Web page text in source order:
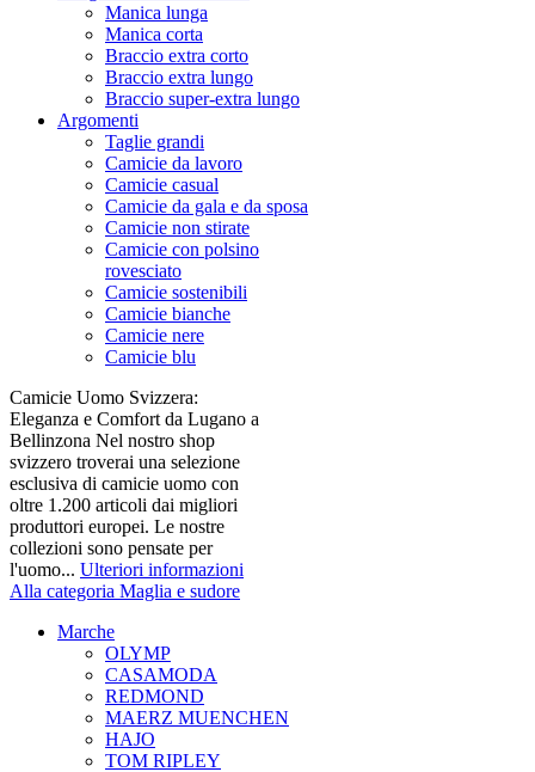
Manica lunga
Manica corta
Braccio extra corto
Braccio extra lungo
Braccio super-extra lungo
Argomenti
Taglie grandi
Camicie da lavoro
Camicie casual
Camicie da gala e da sposa
Camicie non stirate
Camicie con polsino
rovesciato
Camicie sostenibili
Camicie bianche
Camicie nere
Camicie blu
Camicie Uomo Svizzera:
Eleganza e Comfort da Lugano a
Bellinzona Nel nostro shop
svizzero troverai una selezione
esclusiva di camicie uomo con
oltre 1.200 articoli dai migliori
produttori europei. Le nostre
collezioni sono pensate per
l'uomo... Ulteriori informazioni
Alla categoria Maglia e sudore
Marche
OLYMP
CASAMODA
REDMOND
MAERZ MUENCHEN
HAJO
TOM RIPLEY